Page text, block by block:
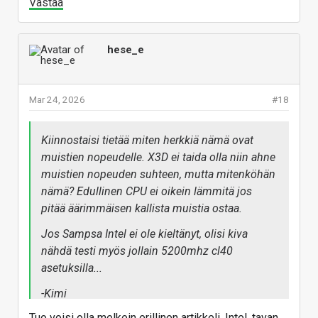
Vastaa
hese_e
#18
Mar 24, 2026
Kiinnostaisi tietää miten herkkiä nämä ovat
muistien nopeudelle. X3D ei taida olla niin ahne
muistien nopeuden suhteen, mutta mitenköhän
nämä? Edullinen CPU ei oikein lämmitä jos
pitää äärimmäisen kallista muistia ostaa.
Jos Sampsa Intel ei ole kieltänyt, olisi kiva
nähdä testi myös jollain 5200mhz cl40
asetuksilla...
-Kimi